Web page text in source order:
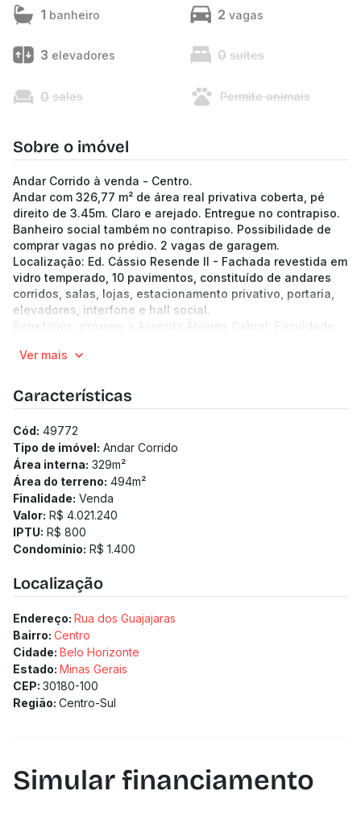
1 banheiro 2 vagas
3 elevadores 0 suítes
0 salas Permite animais
Sobre o imóvel
Andar Corrido à venda - Centro.
Andar com 326,77 m² de área real privativa coberta, pé
direito de 3.45m. Claro e arejado. Entregue no contrapiso.
Banheiro social também no contrapiso. Possibilidade de
comprar vagas no prédio. 2 vagas de garagem.
Localização: Ed. Cássio Resende II - Fachada revestida em
vidro temperado, 10 pavimentos, constituído de andares
corridos, salas, lojas, estacionamento privativo, portaria,
elevadores, interfone e hall social.
Benefícios: próximo a Avenida Álvares Cabral, Faculdade
Paula e Colégio Pitágoras.
Ver mais
Características
Cód: 49772
Tipo de imóvel: Andar Corrido
Área interna: 329m²
Área do terreno: 494m²
Finalidade: Venda
Valor: R$ 4.021.240
IPTU: R$ 800
Condomínio: R$ 1.400
Localização
Endereço: Rua dos Guajajaras
Bairro: Centro
Cidade: Belo Horizonte
Estado: Minas Gerais
CEP: 30180-100
Região: Centro-Sul
Simular financiamento